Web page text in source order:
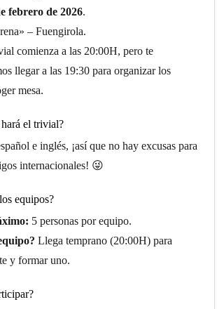
febrero de 2026.
– Fuengirola.
comienza a las 20:00H, pero te
llegar a las 19:30 para organizar los
mesa.
el trivial?
e inglés, ¡así que no hay excusas para
internacionales! 😜
equipos?
5 personas por equipo.
Llega temprano (20:00H) para
y formar uno.